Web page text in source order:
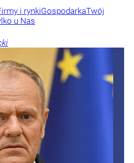
i rynkiGospodarkaTwój
u Nas